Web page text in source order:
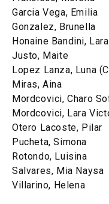
Garcia Vega, Emilia
Gonzalez, Brunella
Honaine Bandini, Lara
Justo, Maite
Lopez Lanza, Luna
Miras, Aina
Mordcovici, Charo
Mordcovici, Lara
Otero Lacoste, Pilar
Pucheta, Simona
Rotondo, Luisina
Salvares, Mia Naysa
Villarino, Helena